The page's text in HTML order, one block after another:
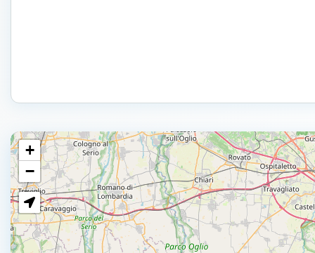
+
−